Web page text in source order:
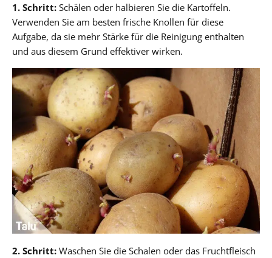
1. Schritt: Schälen oder halbieren Sie die Kartoffeln.
Verwenden Sie am besten frische Knollen für diese
Aufgabe, da sie mehr Stärke für die Reinigung enthalten
und aus diesem Grund effektiver wirken.
2. Schritt: Waschen Sie die Schalen oder das Fruchtfleisch